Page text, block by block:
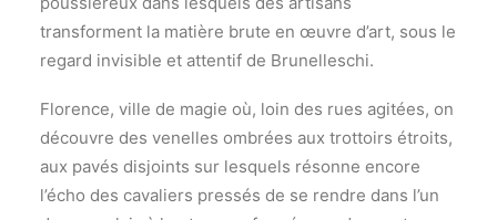
transforment la matière brute en œuvre d’art, sous le
regard invisible et attentif de Brunelleschi.
Florence, ville de magie où, loin des rues agitées, on
découvre des venelles ombrées aux trottoirs étroits,
aux pavés disjoints sur lesquels résonne encore
l’écho des cavaliers pressés de se rendre dans l’un